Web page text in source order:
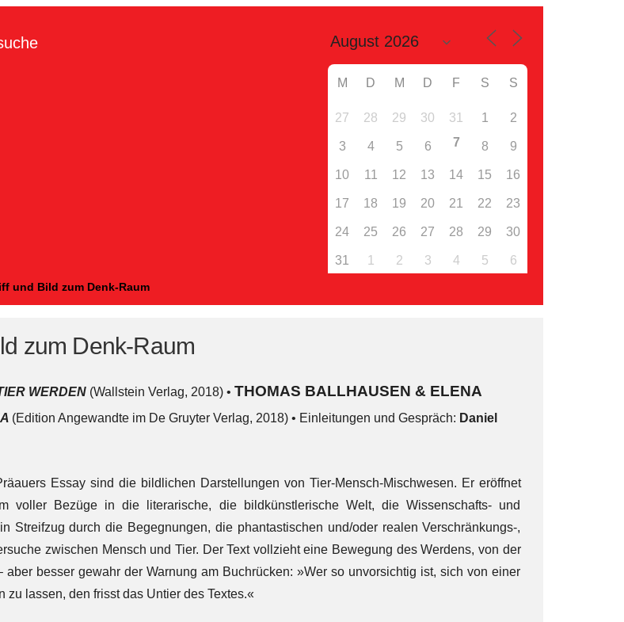
M D M D F S S
27 28 29 30 31 1 2
3 4 5 6 7 8 9
10 11 12 13 14 15 16
17 18 19 20 21 22 23
24 25 26 27 28 29 30
31 1 2 3 4 5 6
und Bild zum Denk-Raum
zum Denk-Raum
WERDEN (Wallstein Verlag, 2018) •THOMAS BALLHAUSEN & ELENA
(Edition Angewandte im De Gruyter Verlag, 2018) • Einleitungen und Gespräch: Daniel
Essay sind die bildlichen Darstellungen von Tier-Mensch-Mischwesen. Er eröffnet
voller Bezüge in die literarische, die bildkünstlerische Welt, die Wissenschafts- und
Streifzug durch die Begegnungen, die phantastischen und/oder realen Verschränkungs-,
zwischen Mensch und Tier. Der Text vollzieht eine Bewegung des Werdens, von der
besser gewahr der Warnung am Buchrücken: »Wer so unvorsichtig ist, sich von einer
zu lassen, den frisst das Untier des Textes.«